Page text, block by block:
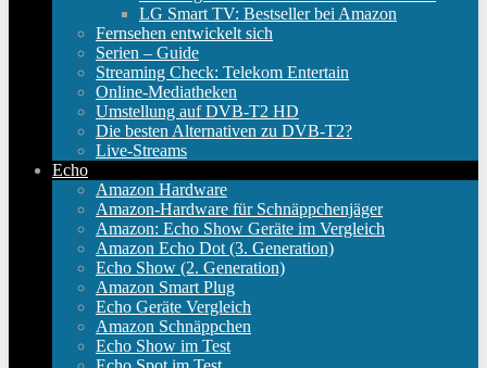
LG Smart TV: Bestseller bei Amazon
Fernsehen entwickelt sich
Serien – Guide
Streaming Check: Telekom Entertain
Online-Mediatheken
Umstellung auf DVB-T2 HD
Die besten Alternativen zu DVB-T2?
Live-Streams
Echo
Amazon Hardware
Amazon-Hardware für Schnäppchenjäger
Amazon: Echo Show Geräte im Vergleich
Amazon Echo Dot (3. Generation)
Echo Show (2. Generation)
Amazon Smart Plug
Echo Geräte Vergleich
Amazon Schnäppchen
Echo Show im Test